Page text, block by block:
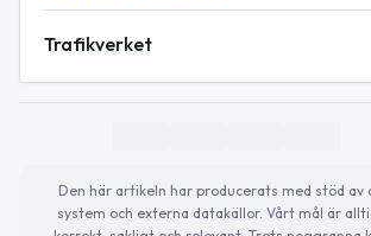
Trafikverket
Den här artikeln har producerats med stöd av
system och externa datakällor. Vårt mål är